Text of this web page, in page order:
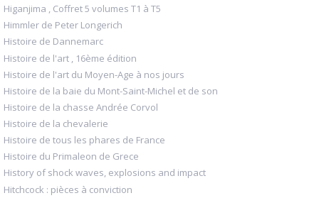
Higanjima , Coffret 5 volumes T1 à T5
Himmler de Peter Longerich
Histoire de Dannemarc
Histoire de l'art , 16ème édition
Histoire de l'art du Moyen-Age à nos jours
Histoire de la baie du Mont-Saint-Michel et de son
Histoire de la chasse Andrée Corvol
Histoire de la chevalerie
Histoire de tous les phares de France
Histoire du Primaleon de Grece
History of shock waves, explosions and impact
Hitchcock : pièces à conviction